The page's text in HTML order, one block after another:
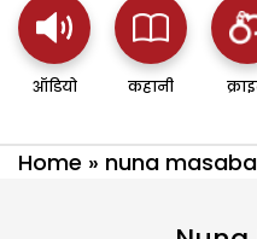
ऑडियो कहानी
Home » nuna masaba